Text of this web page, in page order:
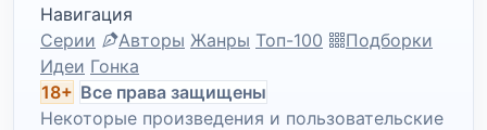
Навигация
Серии
Авторы Жанры Топ-100
Подборки
Идеи Гонка
18+ Все права защищены
Некоторые произведения и пользовательские